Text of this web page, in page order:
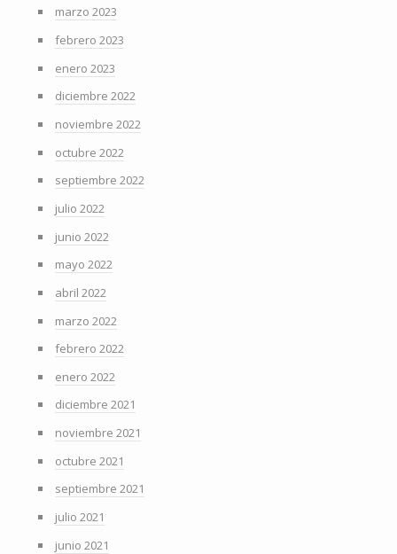
marzo 2023
febrero 2023
enero 2023
diciembre 2022
noviembre 2022
octubre 2022
septiembre 2022
julio 2022
junio 2022
mayo 2022
abril 2022
marzo 2022
febrero 2022
enero 2022
diciembre 2021
noviembre 2021
octubre 2021
septiembre 2021
julio 2021
junio 2021